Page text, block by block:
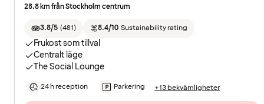
28.8 km från Stockholm centrum
3.8/5 (481) 8.4/10 Sustainability rating
Frukost som tillval
Centralt läge
The Social Lounge
24 h reception Parkering +13 bekvämligheter